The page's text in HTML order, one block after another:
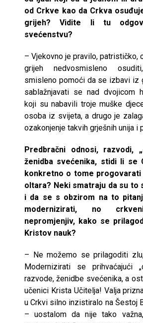
od Crkve kao da Crkva
grijeh? Vidite li tu
svećenstvu?
– Vjekovno je pravilo, patrističko,
grijeh nedvosmisleno
smisleno pomoći da se izbavi iz
sablažnjavati se nad dvojicom
koji su nabavili troje muške
osoba iz svijeta, a drugo je
ozakonjenje takvih grješnih unija i
Predbračni odnosi, razvodi,
ženidba svećenika, stidi li se
konkretno o tome
oltara? Neki smatraju da su
i da se s obzirom na to
modernizirati, no
nepromjenjiv, kako se
Kristov nauk?
– Ne možemo se prilagoditi
Modernizirati se prihvaćajući
razvode, ženidbe svećenika, a
učenici Krista Učitelja! Valja
u Crkvi silno inzistiralo na Šestoj
– uostalom da nije tako